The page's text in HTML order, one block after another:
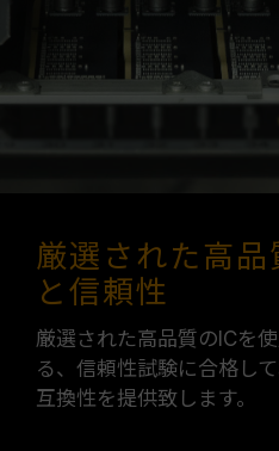
厳選された高品
と信頼性
厳選された高品質のICを
る、信頼性試験に合格し
互換性を提供致します。